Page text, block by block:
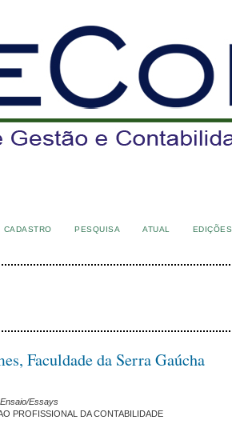
CADASTRO PESQUISA ATUAL EDIÇÕES
Faculdade da Serra Gaúcha
Essays
PROFISSIONAL DA CONTABILIDADE